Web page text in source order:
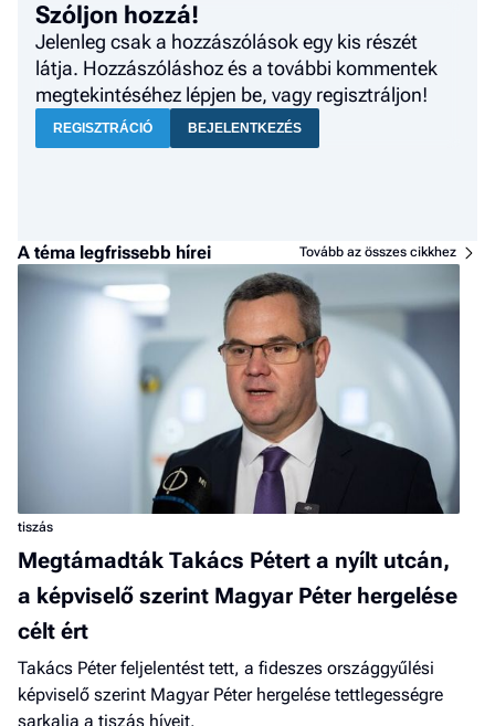
Szóljon hozzá!
Jelenleg csak a hozzászólások egy kis részét
látja. Hozzászóláshoz és a további kommentek
megtekintéséhez lépjen be, vagy regisztráljon!
REGISZTRÁCIÓ BEJELENTKEZÉS
A téma legfrissebb hírei Tovább az összes cikkhez
tiszás
Megtámadták Takács Pétert a nyílt utcán,
a képviselő szerint Magyar Péter hergelése
célt ért
Takács Péter feljelentést tett, a fideszes országgyűlési
képviselő szerint Magyar Péter hergelése tettlegességre
sarkalja a tiszás híveit.